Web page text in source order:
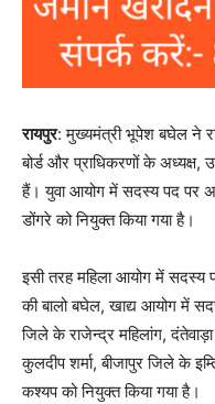
रायपुर: मुख्यमंत्री भूपेश बघेल ने
बोर्ड और प्राधिकरणों के अध्यक्ष,
हैं। युवा आयोग में सदस्य पद पर
डोंगरे को नियुक्त किया गया है।
इसी तरह महिला आयोग में सदस्य
की बालो बघेल, खाद्य आयोग में
जिले के राजेन्द्र महिलांग,
कुलदीप शर्मा, बीजापुर जिले के
कश्यप को नियुक्त किया गया है।